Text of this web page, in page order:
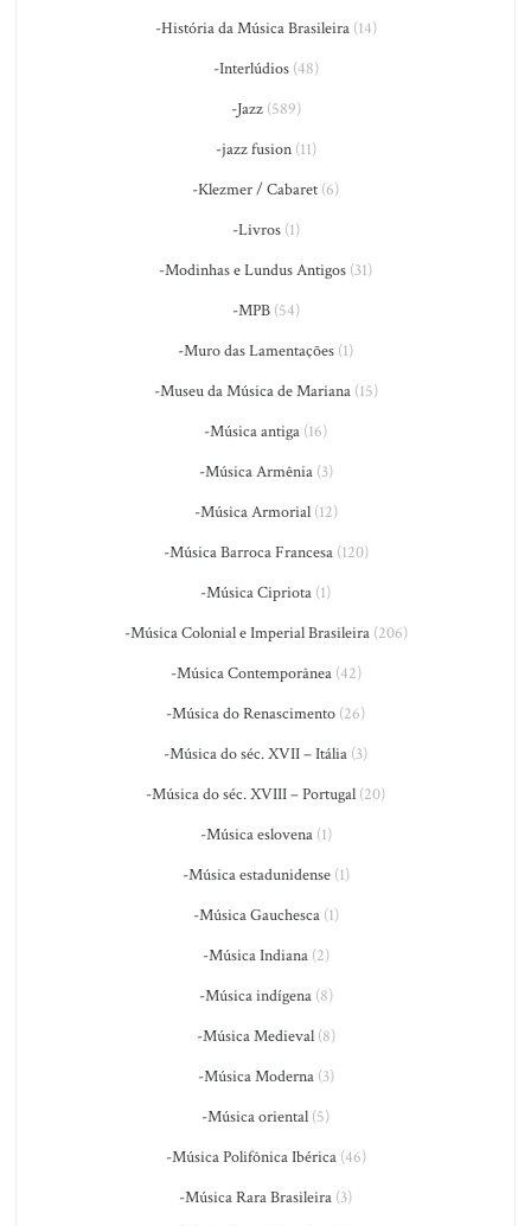
-História da Música Brasileira(14)
-Interlúdios(48)
-Jazz(589)
-jazz fusion(11)
-Klezmer / Cabaret (6)
-Livros(1)
-Modinhas e Lundus Antigos (31)
-MPB(54)
-Muro das Lamentações (1)
-Museu da Música de Mariana(15)
-Música antiga (16)
-Música Armênia(3)
-Música Armorial(12)
-Música Barroca Francesa(120)
-Música Cipriota (1)
-Música Colonial e Imperial Brasileira(206)
-Música Contemporânea(42)
-Música do Renascimento (26)
-Música do séc. XVII – Itália (3)
-Música do séc. XVIII – Portugal (20)
-Música eslovena(1)
-Música estadunidense(1)
-Música Gauchesca(1)
-Música Indiana(2)
-Música indígena(8)
-Música Medieval(8)
-Música Moderna(3)
-Música oriental (5)
-Música Polifônica Ibérica(46)
-Música Rara Brasileira (3)